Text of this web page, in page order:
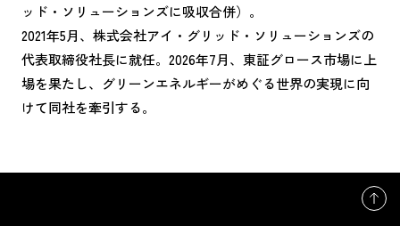
ッド・ソリューションズに吸収合併）。
2021年5月、株式会社アイ・グリッド・ソリューションズの
代表取締役社長に就任。2026年7月、東証グロース市場に上
場を果たし、グリーンエネルギーがめぐる世界の実現に向
けて同社を牽引する。